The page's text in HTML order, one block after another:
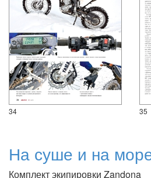
34 35
На суше и на
Комплект экипировки Zandona